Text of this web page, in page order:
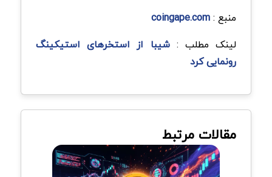
منبع :coingape.com
لینک مطلب :شیبا از استخرهای استیکینگ
رونمایی کرد
مقالات مرتبط